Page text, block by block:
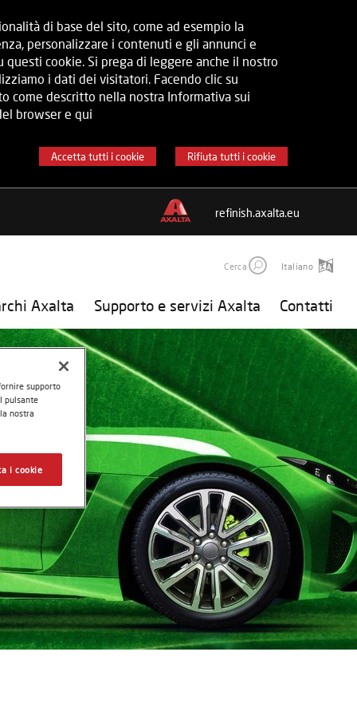
di base del sito, come ad esempio la
personalizzare i contenuti e gli annunci e
questi cookie. Si prega di leggere anche il nostro
i dati dei visitatori. Facendo clic su
come descritto nella nostra Informativa sui
browser e qui
Accetta tutti i cookie Rifiuta tutti i cookie
refinish.axalta.eu
Cerca Italiano
Axalta Supporto e servizi Axalta Contatti
supporto
pulsante
nostra
i cookie